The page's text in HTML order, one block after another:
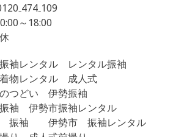
～18:00
袖レンタル レンタル振袖
物レンタル 成人式
つどい 伊勢振袖
袖 伊勢市振袖レンタル
振袖 伊勢市 振袖レンタル